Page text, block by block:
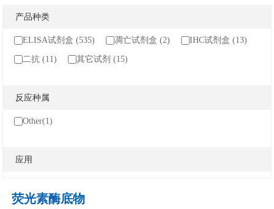
QuantiCyto®ELISA
QuantiCyto®ELISA(高敏)
其它试剂
研究领域
癌症生物学
细胞生物学
定制代测
产品种类
ELISA试剂盒 (535) 凋亡试剂盒 (2) IHC试剂盒 (13)
二抗 (11) 其它试剂 (15)
反应种属
Other(1)
应用
荧光素酶底物